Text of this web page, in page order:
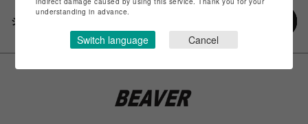
シェアする
understanding in advance.
Switch language Cancel